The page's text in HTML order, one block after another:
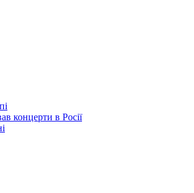
концерти в Росії